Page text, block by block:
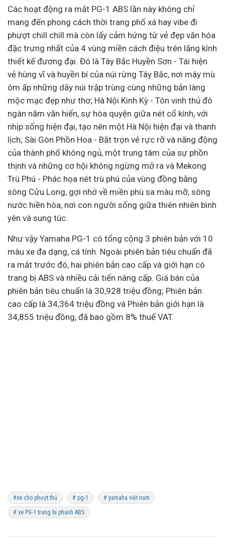
Các hoạt động ra mắt PG-1 ABS lần này không chỉ
mang đến phong cách thời trang phố xá hay vibe đi
phượt chill chill mà còn lấy cảm hứng từ vẻ đẹp văn hóa
đặc trưng nhất của 4 vùng miền cách điệu trên lăng kính
thiết kế đương đại. Đó là Tây Bắc Huyền Sơn - Tái hiện
vẻ hùng vĩ và huyền bí của núi rừng Tây Bắc, nơi mây mù
ôm ấp những dãy núi trập trùng cùng những bản làng
mộc mạc đẹp như thơ; Hà Nội Kinh Kỳ - Tôn vinh thủ đô
ngàn năm văn hiến, sự hòa quyện giữa nét cổ kính, với
nhịp sống hiện đại, tạo nên một Hà Nội hiện đại và thanh
lịch; Sài Gòn Phồn Hoa - Bắt trọn vẻ rực rỡ và năng động
của thành phố không ngủ, một trung tâm của sự phồn
thịnh và những cơ hội không ngừng mở ra và Mekong
Trù Phú - Phác họa nét trù phú của vùng đồng bằng
sông Cửu Long, gợi nhớ về miền phù sa màu mỡ, sông
nước hiền hòa, nơi con người sống giữa thiên nhiên bình
yên và sung túc.
Như vậy Yamaha PG-1 có tổng cộng 3 phiên bản với 10
màu xe đa dạng, cá tính. Ngoài phiên bản tiêu chuẩn đã
ra mắt trước đó, hai phiên bản cao cấp và giới hạn có
trang bị ABS và nhiều cải tiến nâng cấp. Giá bán của
phiên bản tiêu chuẩn là 30,928 triệu đồng; Phiên bản
cao cấp là 34,364 triệu đồng và Phiên bản giới hạn là
34,855 triệu đồng, đã bao gồm 8% thuế VAT.
#xe cho phượt thủ # pg-1 # yamaha việt nam
# xe PG-1 trang bị phanh ABS